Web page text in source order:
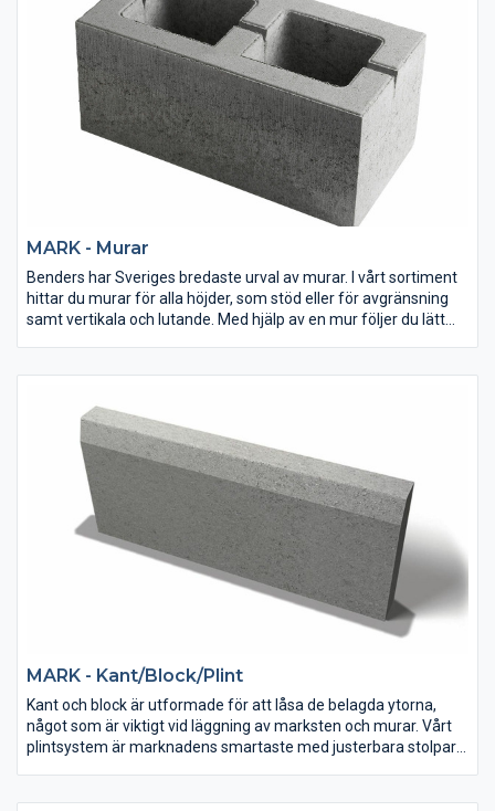
MARK - Murar
Benders har Sveriges bredaste urval av murar. I vårt sortiment
hittar du murar för alla höjder, som stöd eller för avgränsning
samt vertikala och lutande. Med hjälp av en mur följer du lätt
MARK - Kant/Block/Plint
Kant och block är utformade för att låsa de belagda ytorna,
något som är viktigt vid läggning av marksten och murar. Vårt
plintsystem är marknadens smartaste med justerbara stolpar